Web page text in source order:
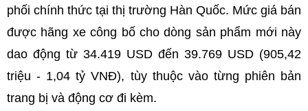
phối chính thức tại thị trường Hàn Quốc. Mức giá bán
được hãng xe công bố cho dòng sản phẩm mới này
dao động từ 34.419 USD đến 39.769 USD (905,42
triệu - 1,04 tỷ VNĐ), tùy thuộc vào từng phiên bản
trang bị và động cơ đi kèm.